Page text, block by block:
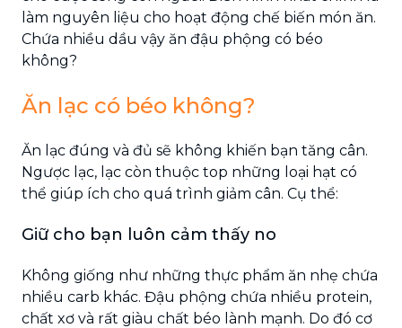
làm nguyên liệu cho hoạt động chế biến món ăn.
Chứa nhiều dầu vậy ăn đậu phộng có béo
không?
Ăn lạc có béo không?
Ăn lạc đúng và đủ sẽ không khiến bạn tăng cân.
Ngược lạc, lạc còn thuộc top những loại hạt có
thể giúp ích cho quá trình giảm cân. Cụ thể:
Giữ cho bạn luôn cảm thấy no
Không giống như những thực phẩm ăn nhẹ chứa
nhiều carb khác. Đậu phộng chứa nhiều protein,
chất xơ và rất giàu chất béo lành mạnh. Do đó cơ